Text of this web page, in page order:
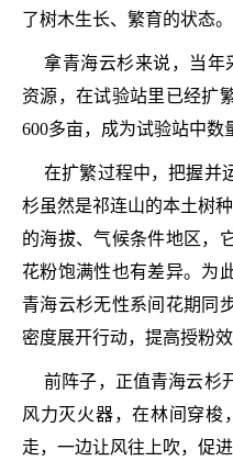
了树木生长、繁育的状态。
拿青海云杉来说，当年
资源，在试验站里已经扩
600多亩，成为试验站中数
在扩繁过程中，把握并
杉虽然是祁连山的本土树
的海拔、气候条件地区，
花粉饱满性也有差异。为
青海云杉无性系间花期同
密度展开行动，提高授粉效
前阵子，正值青海云杉
风力灭火器，在林间穿梭
走，一边让风往上吹，促